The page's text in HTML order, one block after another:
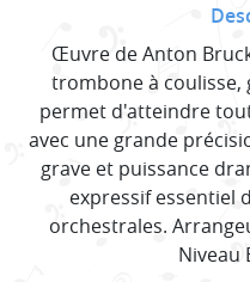
Œuvre de Anton
trombone à coulisse,
permet d'atteindre
avec une grande
grave et puissance
expressif essentiel
orchestrales.
Niveau